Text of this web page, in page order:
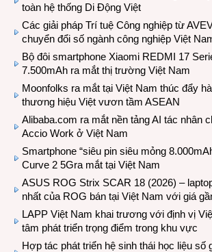
toàn hệ thống Di Động Việt
Các giải pháp Trí tuệ Công nghiệp từ
chuyển đổi số ngành công nghiệp Việt
Bộ đôi smartphone Xiaomi REDMI 17
7.500mAh ra mắt thị trường Việt Nam
Moonfolks ra mắt tại Việt Nam thúc đẩy
thương hiệu Việt vươn tầm ASEAN
Alibaba.com ra mắt nền tảng AI tác nhân
Accio Work ở Việt Nam
Smartphone “siêu pin siêu mỏng
Curve 2 5Gra mắt tại Việt Nam
ASUS ROG Strix SCAR 18 (2026) –
nhất của ROG bán tại Việt Nam với giá
LAPP Việt Nam khai trương với định vị
tâm phát triển trọng điểm trong khu vực
Hợp tác phát triển hệ sinh thái học liệu số